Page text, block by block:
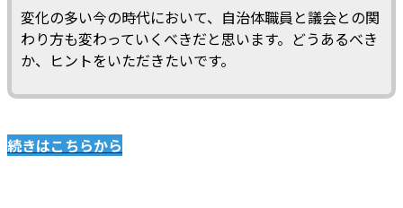
変化の多い今の時代において、自治体職員と議会との関
わり方も変わっていくべきだと思います。どうあるべき
か、ヒントをいただきたいです。
続きはこちらから